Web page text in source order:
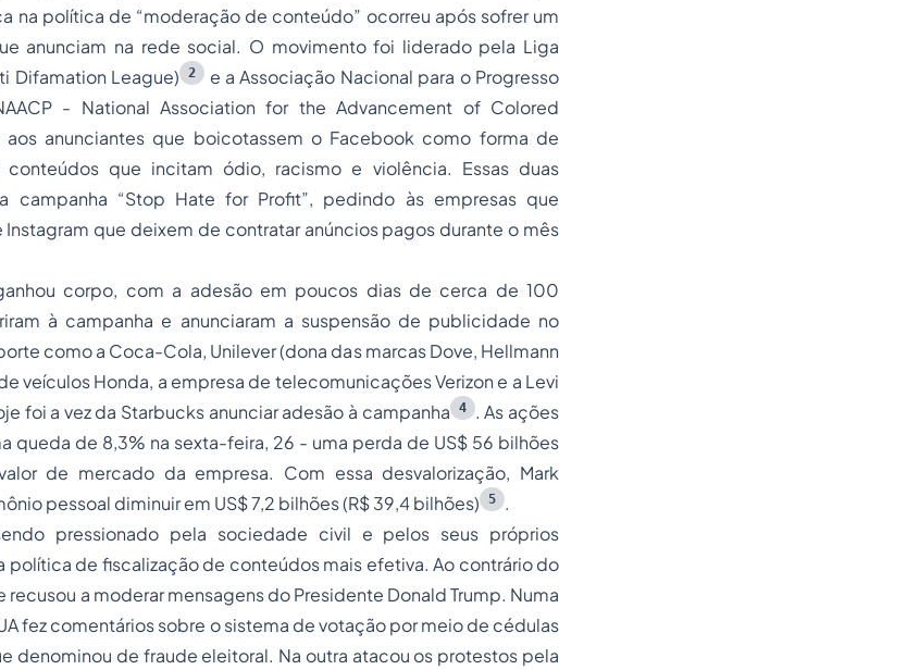
na política de “moderação de conteúdo” ocorreu após sofrer um
anunciam na rede social. O movimento foi liderado pela Liga
Difamation League)
2
e a Associação Nacional para o Progresso
- National Association for the Advancement of Colored
aos anunciantes que boicotassem o Facebook como forma de
conteúdos que incitam ódio, racismo e violência. Essas duas
campanha “Stop Hate for Profit”, pedindo às empresas que
Instagram que deixem de contratar anúncios pagos durante o mês
corpo, com a adesão em poucos dias de cerca de 100
à campanha e anunciaram a suspensão de publicidade no
como a Coca-Cola, Unilever (dona das marcas Dove, Hellmann
veículos Honda, a empresa de telecomunicações Verizon e a Levi
foi a vez da Starbucks anunciar adesão à campanha
4 . As ações
queda de 8,3% na sexta-feira, 26 - uma perda de US$ 56 bilhões
de mercado da empresa. Com essa desvalorização, Mark
pessoal diminuir em US$ 7,2 bilhões (R$ 39,4 bilhões)
5
.
pressionado pela sociedade civil e pelos seus próprios
política de fiscalização de conteúdos mais efetiva. Ao contrário do
recusou a moderar mensagens do Presidente Donald Trump. Numa
fez comentários sobre o sistema de votação por meio de cédulas
denominou de fraude eleitoral. Na outra atacou os protestos pela